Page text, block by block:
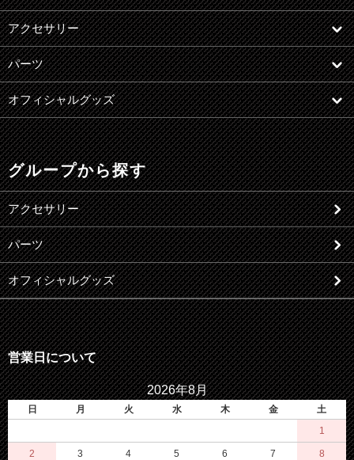
アクセサリー
パーツ
オフィシャルグッズ
グループから探す
アクセサリー
パーツ
オフィシャルグッズ
営業日について
2026年8月
日 月 火 水 木 金
土
1
2 3 4 5 6 7 8